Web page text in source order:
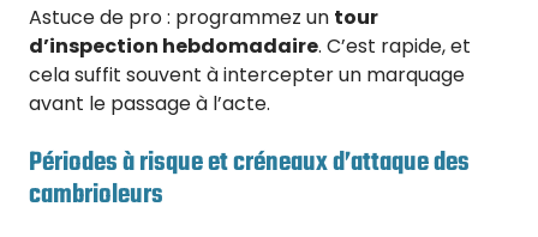
Astuce de pro : programmez un tour
d’inspection hebdomadaire. C’est rapide, et
cela suffit souvent à intercepter un marquage
avant le passage à l’acte.
Périodes à risque et créneaux d’attaque des
cambrioleurs